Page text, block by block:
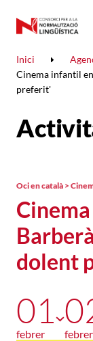
Inici
Cinema infantil
preferit'
dolent
Oci en català >
01
febrer febrer